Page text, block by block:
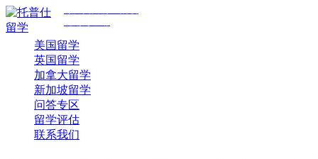
美国留学
英国留学
加拿大留学
新加坡留学
问答专区
留学评估
联系我们